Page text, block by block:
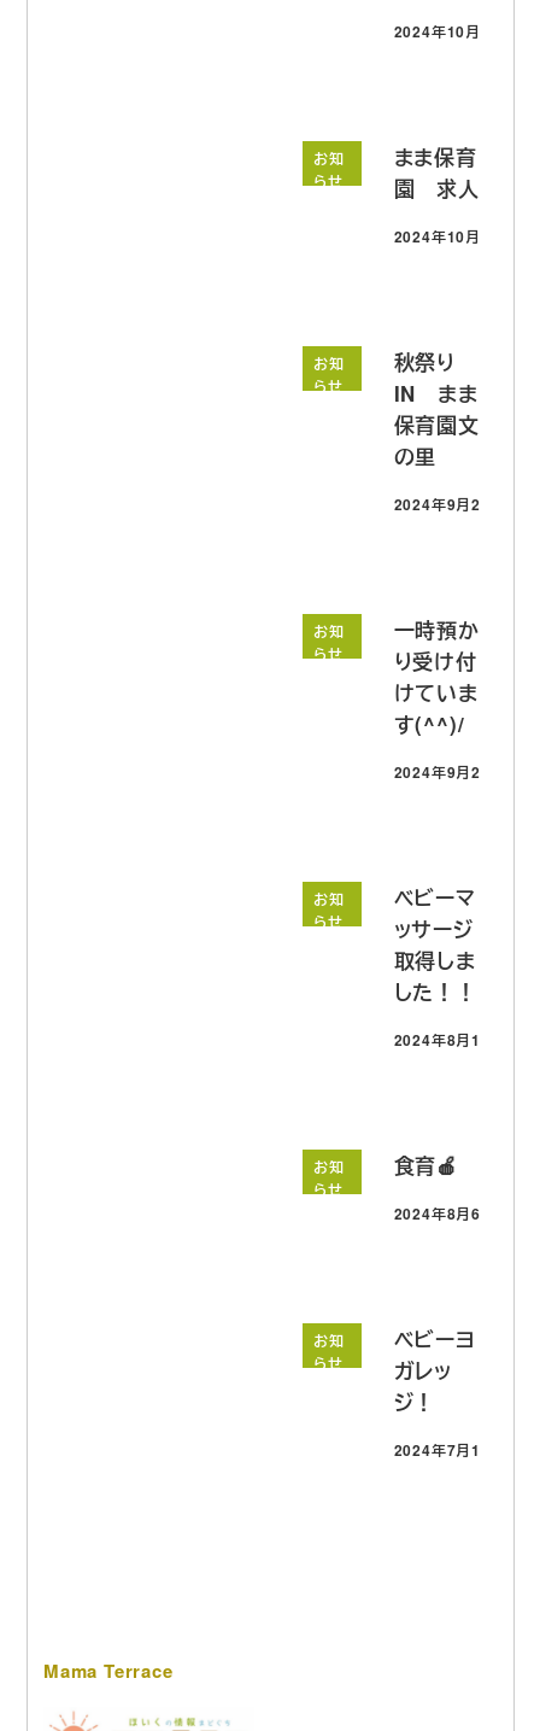
投稿日
2024年10月3日
お知
らせ
まま保育
園 求人
投稿日
2024年10月1日
お知
らせ
秋祭り
IN まま
保育園文
の里
投稿日
2024年9月26日
お知
らせ
一時預か
り受け付
けていま
す(^^)/
投稿日
2024年9月20日
お知
らせ
ベビーマ
ッサージ
取得しま
した！！
投稿日
2024年8月12日
お知
らせ
食育🍎
投稿日
2024年8月6日
お知
らせ
ベビーヨ
ガレッ
ジ！
投稿日
2024年7月17日
Mama Terrace